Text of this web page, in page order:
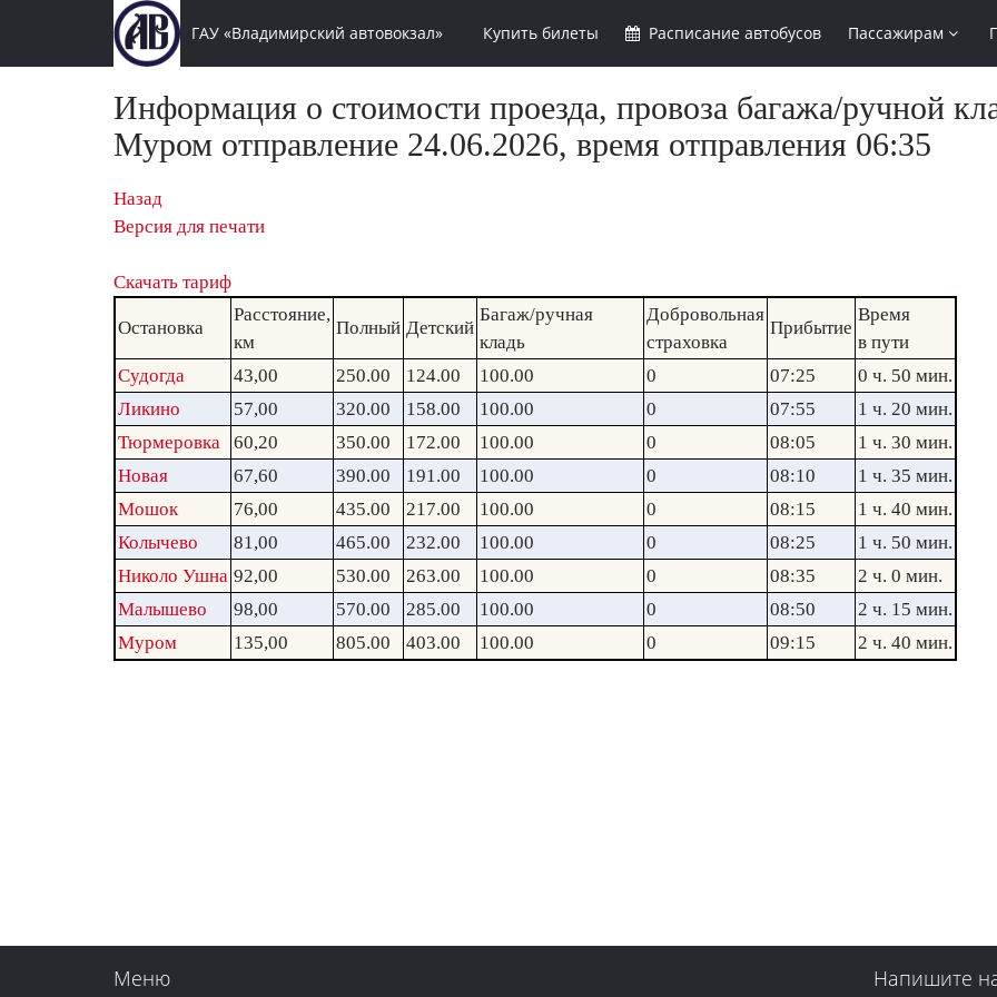
ГАУ «Владимирский автовокзал» Купить билеты Расписание автобусов Пассажирам
Информация о стоимости проезда, провоза багажа/ручной
Муром отправление 24.06.2026, время отправления 06:35
Назад
Версия для печати
Скачать тариф
Остановка
Расстояние,
км
Полный Детский
Багаж/ручная
кладь
Добровольная
страховка
Прибытие
Время
в пути
Судогда
43,00 250.00 124.00 100.00 0 07:25
0 ч. 50 мин.
Ликино
57,00 320.00 158.00 100.00 0 07:55
1 ч. 20 мин.
Тюрмеровка
60,20 350.00 172.00 100.00 0 08:05
1 ч. 30 мин.
Новая
67,60 390.00 191.00 100.00 0 08:10
1 ч. 35 мин.
Мошок
76,00 435.00 217.00 100.00 0 08:15
1 ч. 40 мин.
Колычево
81,00 465.00 232.00 100.00 0 08:25
1 ч. 50 мин.
Николо Ушна 92,00 530.00 263.00 100.00 0 08:35
2 ч. 0 мин.
Малышево
98,00 570.00 285.00 100.00 0 08:50
2 ч. 15 мин.
Муром
135,00 805.00 403.00 100.00 0 09:15 2 ч. 40 мин.
Меню Напишите